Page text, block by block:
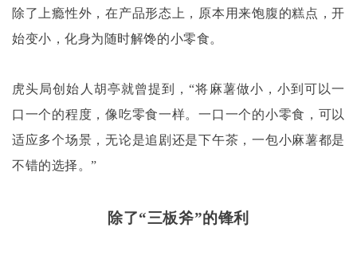
除了上瘾性外，在产品形态上，原本用来饱腹的糕点，开
始变小，化身为随时解馋的小零食。
虎头局创始人胡亭就曾提到，“将麻薯做小，小到可以一
口一个的程度，像吃零食一样。一口一个的小零食，可以
适应多个场景，无论是追剧还是下午茶，一包小麻薯都是
不错的选择。”
除了“三板斧”的锋利